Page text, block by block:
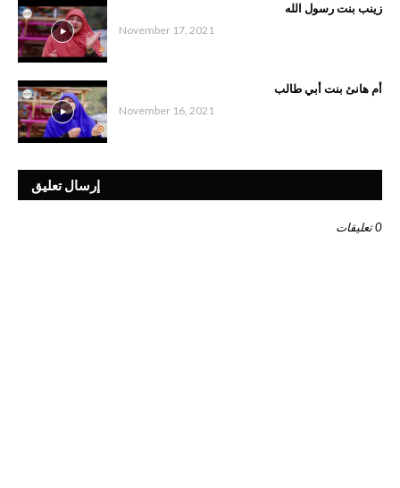
زينب بنت رسول الله
November 17, 2021
أم هانئ بنت أبي طالب
November 16, 2021
إرسال تعليق
0 تعليقات